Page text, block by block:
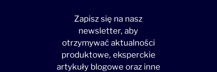
Zapisz się na nasz
newsletter, aby
otrzymywać aktualności
produktowe, eksperckie
artykuły blogowe oraz inne